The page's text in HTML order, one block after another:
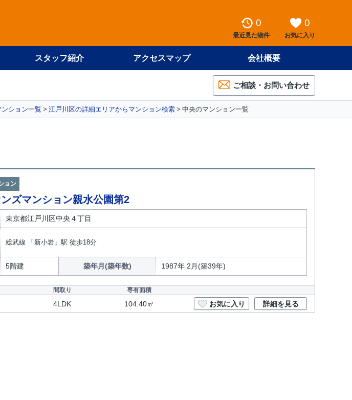
0
最近見た物件
0
お気に入り
スタッフ紹介 アクセスマップ 会社概要
ご相談・お問い合わせ
ション一覧 江戸川区の詳細エリアからマンション検索 中央のマンション一覧
ョン
ズマンション親水公園第2
東京都江戸川区中央４丁目
総武線 「新小岩」駅 徒歩18分
5階建 築年月(築年数) 1987年 2月(築39年)
間取り 専有面積
4LDK 104.40㎡ お気に入り 詳細を見る